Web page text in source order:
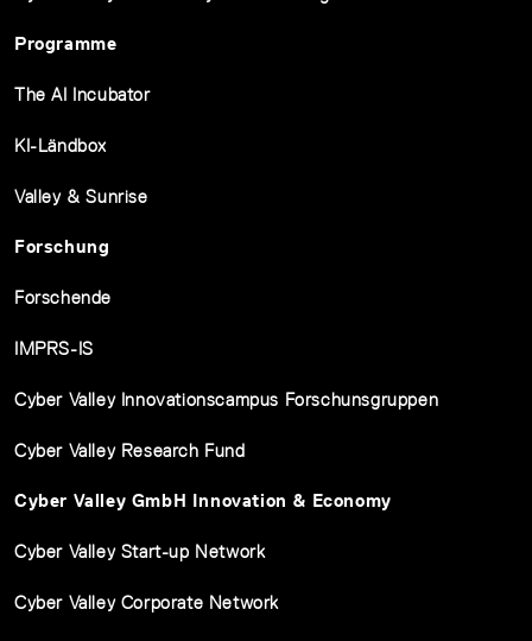
Programme
The AI Incubator
KI-Ländbox
Valley & Sunrise
Forschung
Forschende
IMPRS-IS
Cyber Valley Innovationscampus Forschunsgruppen
Cyber Valley Research Fund
Cyber Valley GmbH Innovation & Economy
Cyber Valley Start-up Network
Cyber Valley Corporate Network